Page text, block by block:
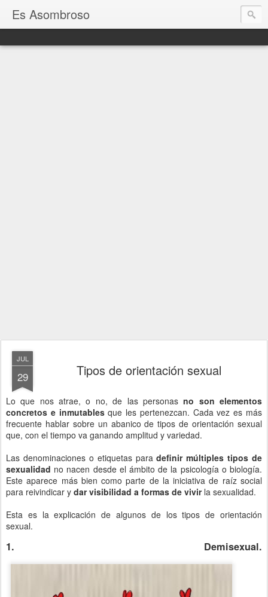
Es Asombroso
JUL
29 Tipos de orientación sexual
Lo que nos atrae, o no, de las personasno son elementos
concretos e inmutablesque les pertenezcan. Cada vez es más
frecuente hablar sobre un abanico de tipos de orientación sexual
que, con el tiempo va ganando amplitud y variedad.
Las denominaciones o etiquetas paradefinir múltiples tipos de
sexualidad no nacen desde el ámbito de la psicología o biología.
Este aparece más bien como parte de la iniciativa de raíz social
para reivindicar y dar visibilidad a formas de vivirla sexualidad.
Esta es la explicación de algunos de los tipos de orientación
sexual.
1. Demisexual.